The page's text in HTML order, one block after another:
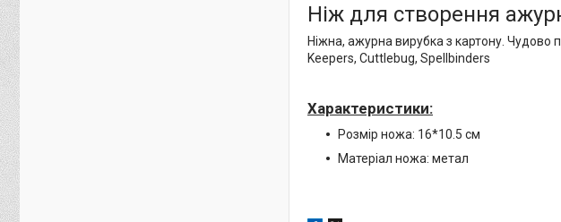
Ніж для створення
Ніжна, ажурна вирубка з картону. Чудово
Keepers, Cuttlebug, Spellbinders
Характеристики:
Розмір ножа: 16*10.5 см
Матеріал ножа: метал